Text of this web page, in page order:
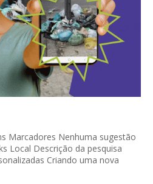
Marcadores Nenhuma sugestão
Local Descrição da pesquisa
Criando uma nova